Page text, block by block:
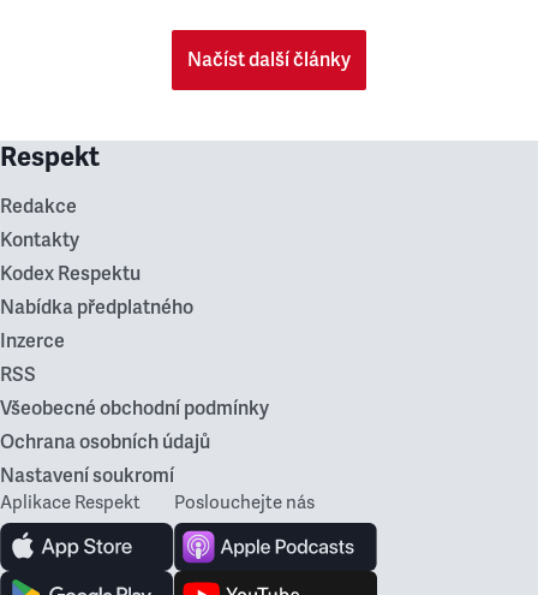
Načíst další články
Respekt
Redakce
Kontakty
Kodex Respektu
Nabídka předplatného
Inzerce
RSS
Všeobecné obchodní podmínky
Ochrana osobních údajů
Nastavení soukromí
Aplikace Respekt Poslouchejte nás